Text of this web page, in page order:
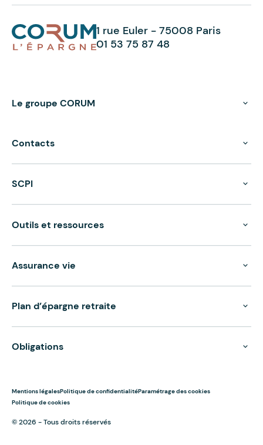
1 rue Euler - 75008 Paris
01 53 75 87 48
Le groupe CORUM
Contacts
SCPI
Outils et ressources
Assurance vie
Plan d’épargne retraite
Obligations
Mentions légalesPolitique de confidentialitéParamétrage des cookies
Politique de cookies
© 2026 - Tous droits réservés